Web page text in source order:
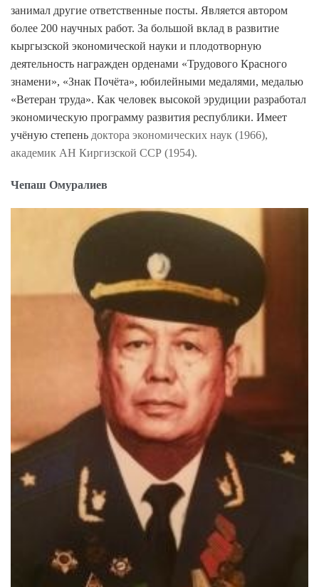
занимал другие ответственные посты. Является автором
более 200 научных работ. За большой вклад в развитие
кыргызской экономической науки и плодотворную
деятельность награжден орденами «Трудового Красного
знамени», «Знак Почёта», юбилейными медалями, медалью
«Ветеран труда». Как человек высокой эрудиции разработал
экономическую программу развития республики. Имеет
учёную степень доктора экономических наук (1966),
академик АН Киргизской ССР (1954).
Чепаш Омуралиев